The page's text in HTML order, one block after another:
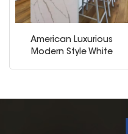
American Luxurious
Modern Style White
cocina Productos